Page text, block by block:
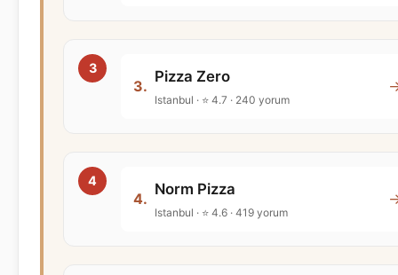
3.
Pizza Zero
Istanbul · ⭐ 4.7 · 240 yorum
4.
Norm Pizza
Istanbul · ⭐ 4.6 · 419 yorum